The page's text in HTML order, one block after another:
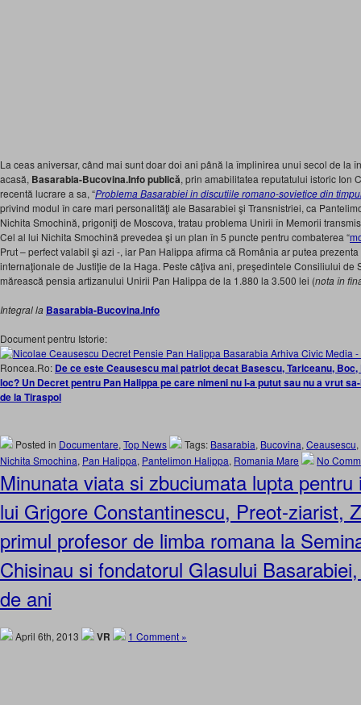
La ceas aniversar, când mai sunt doar doi ani până la împlinirea unui secol de la
acasă, Basarabia-Bucovina.Info publică, prin amabilitatea reputatului istoric Ion
recentă lucrare a sa, “Problema Basarabiei in discutiile romano-sovietice din
privind modul în care mari personalităţi ale Basarabiei şi Transnistriei, ca
Nichita Smochină, prigoniţi de Moscova, tratau problema Unirii în Memorii
Cel al lui Nichita Smochină prevedea şi un plan în 5 puncte pentru combaterea “
Prut – perfect valabil şi azi -, iar Pan Halippa afirma că România ar putea
internaţionale de Justiţie de la Haga. Peste câţiva ani, preşedintele Consiliului de
mărească pensia artizanului Unirii Pan Halippa de la 1.880 la 3.500 lei (nota în
Integral la Basarabia-Bucovina.Info
Document pentru Istorie:
Roncea.Ro: De ce este Ceausescu mai patriot decat Basescu, Tariceanu,
loc? Un Decret pentru Pan Halippa pe care nimeni nu l-a putut sau nu a vrut
de la Tiraspol
Posted in Documentare, Top News Tags: Basarabia, Bucovina, Ceausescu,
Nichita Smochina, Pan Halippa, Pantelimon Halippa, Romania Mare No
Minunata viata si zbuciumata lupta pentru
lui Grigore Constantinescu, Preot-ziarist,
primul profesor de limba romana la
Chisinau si fondatorul Glasului
de ani
April 6th, 2013 VR 1 Comment »